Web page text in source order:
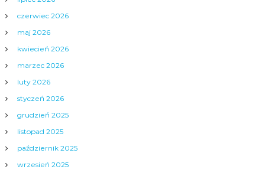
czerwiec 2026
maj 2026
kwiecień 2026
marzec 2026
luty 2026
styczeń 2026
grudzień 2025
listopad 2025
październik 2025
wrzesień 2025